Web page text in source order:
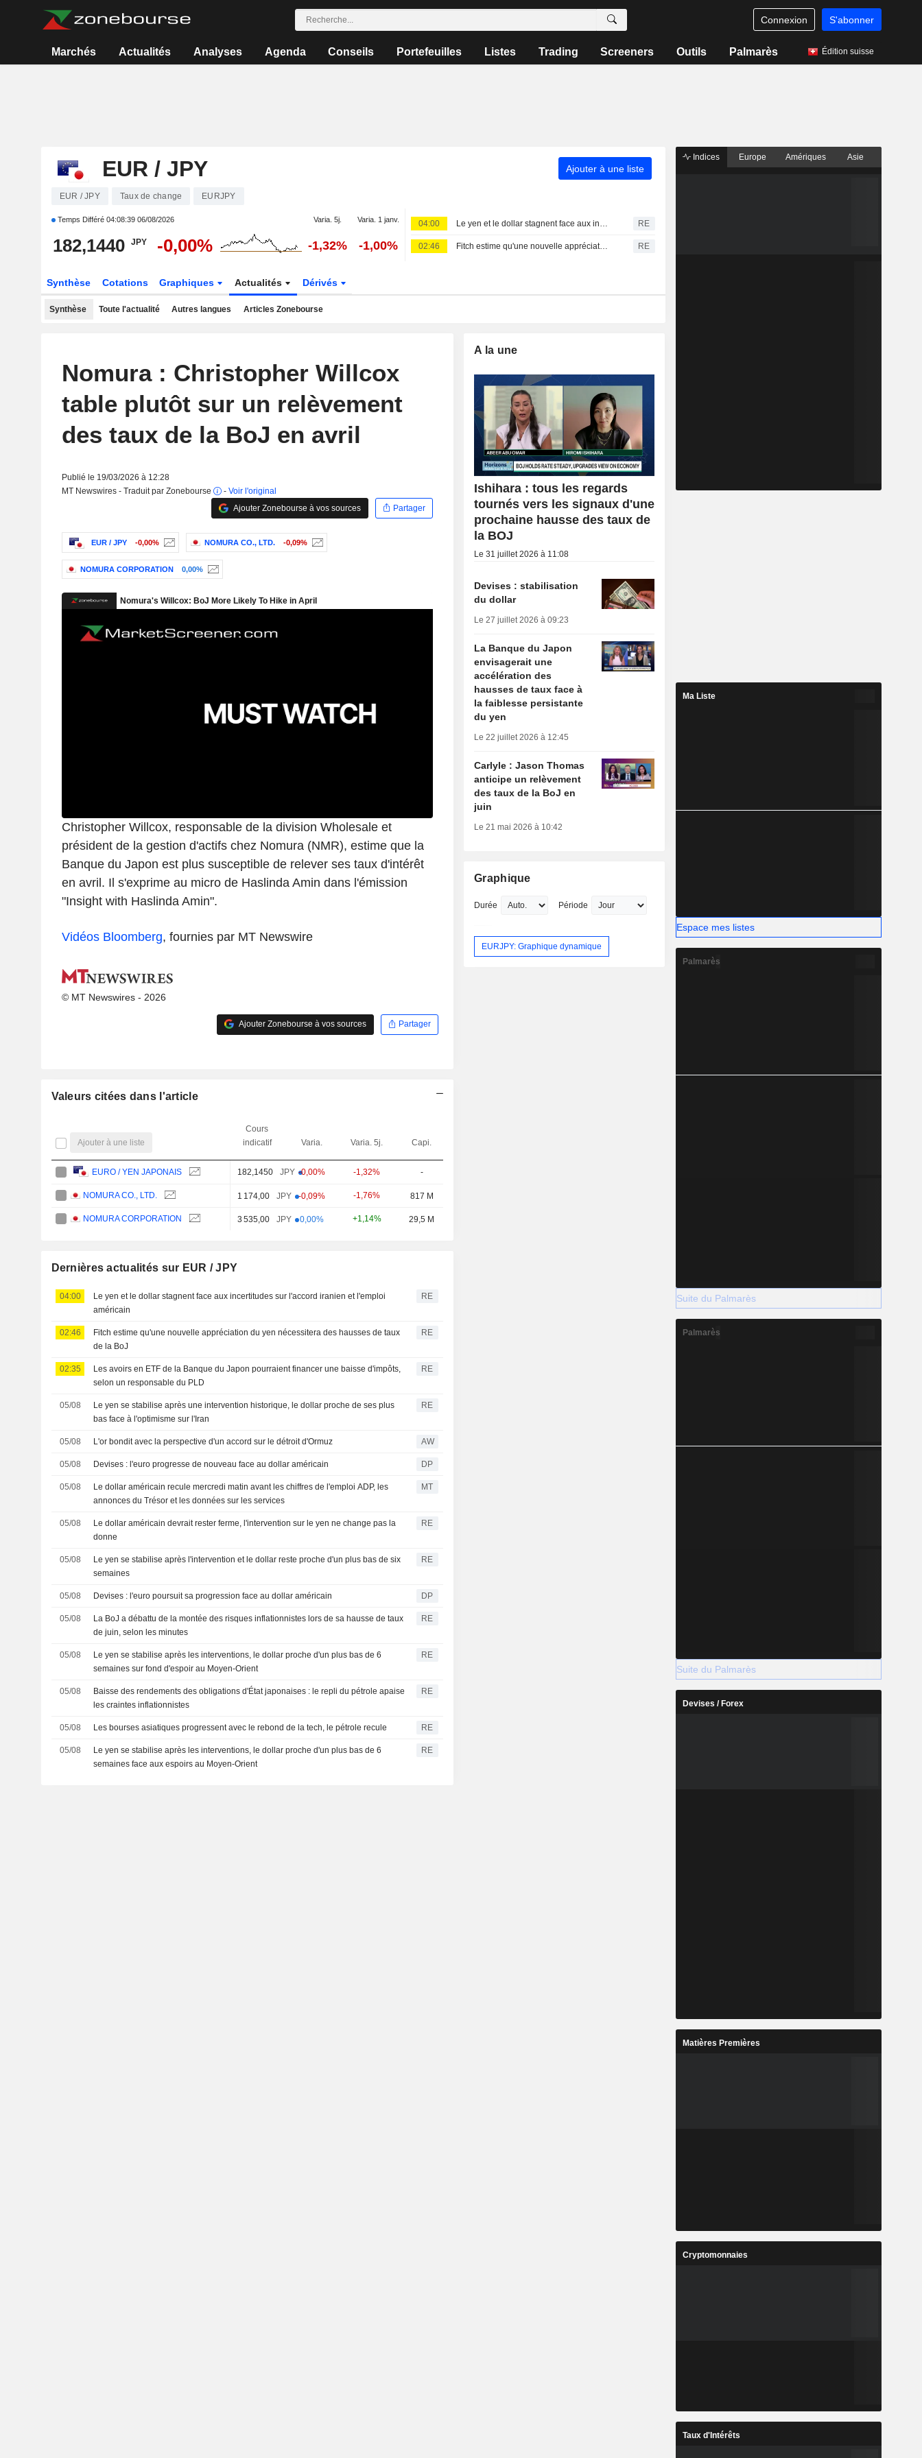
Connexion S'abonner
Marchés Actualités Analyses Agenda Conseils Portefeuilles Listes Trading Screeners Outils Palmarès Édition suisse
EUR / JPY Ajouter à une liste
EUR / JPY Taux de change EURJPY
Temps Différé 04:08:39 06/08/2026 Varia. 5j. Varia. 1 janv.
182,1440 JPY -0,00% -1,32% -1,00%
04:00 Le yen et le dollar stagnent face aux incertitudes sur l'accord iranien et l'emploi américain RE
02:46 Fitch estime qu'une nouvelle appréciation du yen nécessitera des hausses de taux de la BoJ RE
Synthèse Cotations Graphiques Actualités Dérivés
Synthèse Toute l'actualité Autres langues Articles Zonebourse
Nomura : Christopher Willcox
table plutôt sur un relèvement
des taux de la BoJ en avril
Publié le 19/03/2026 à 12:28
MT Newswires - Traduit par Zonebourse
- Voir l'original
Ajouter Zonebourse à vos sources
Partager
EUR / JPY -0,00% NOMURA CO., LTD. -0,09%
NOMURA CORPORATION 0,00%
Christopher Willcox, responsable de la division Wholesale et
président de la gestion d'actifs chez Nomura (NMR), estime que la
Banque du Japon est plus susceptible de relever ses taux d'intérêt
en avril. Il s'exprime au micro de Haslinda Amin dans l'émission
"Insight with Haslinda Amin".
Vidéos Bloomberg, fournies par MT Newswire
© MT Newswires - 2026
Ajouter Zonebourse à vos sources Partager
Valeurs citées dans l'article
Ajouter à une liste
Cours
indicatif
Varia. Varia. 5j. Capi.
EURO / YEN JAPONAIS 182,1450 JPY -0,00% -1,32% -
NOMURA CO., LTD. 1 174,00 JPY -0,09% -1,76% 817 M
NOMURA CORPORATION 3 535,00 JPY 0,00% +1,14% 29,5 M
Dernières actualités sur EUR / JPY
04:00
Le yen et le dollar stagnent face aux incertitudes sur l'accord iranien et l'emploi
américain
RE
02:46
Fitch estime qu'une nouvelle appréciation du yen nécessitera des hausses de taux
de la BoJ
RE
02:35
Les avoirs en ETF de la Banque du Japon pourraient financer une baisse d'impôts,
selon un responsable du PLD
RE
05/08
Le yen se stabilise après une intervention historique, le dollar proche de ses plus
bas face à l'optimisme sur l'Iran
RE
05/08 L'or bondit avec la perspective d'un accord sur le détroit d'Ormuz AW
05/08 Devises : l'euro progresse de nouveau face au dollar américain DP
05/08
Le dollar américain recule mercredi matin avant les chiffres de l'emploi ADP, les
annonces du Trésor et les données sur les services
MT
05/08
Le dollar américain devrait rester ferme, l'intervention sur le yen ne change pas la
donne
RE
05/08
Le yen se stabilise après l'intervention et le dollar reste proche d'un plus bas de six
semaines
RE
05/08 Devises : l'euro poursuit sa progression face au dollar américain DP
05/08
La BoJ a débattu de la montée des risques inflationnistes lors de sa hausse de taux
de juin, selon les minutes
RE
05/08
Le yen se stabilise après les interventions, le dollar proche d'un plus bas de 6
semaines sur fond d'espoir au Moyen-Orient
RE
05/08
Baisse des rendements des obligations d'État japonaises : le repli du pétrole apaise
les craintes inflationnistes
RE
05/08 Les bourses asiatiques progressent avec le rebond de la tech, le pétrole recule RE
05/08
Le yen se stabilise après les interventions, le dollar proche d'un plus bas de 6
semaines face aux espoirs au Moyen-Orient
RE
A la une
Ishihara : tous les regards
tournés vers les signaux d'une
prochaine hausse des taux de
la BOJ
Le 31 juillet 2026 à 11:08
Devises : stabilisation
du dollar
Le 27 juillet 2026 à 09:23
La Banque du Japon
envisagerait une
accélération des
hausses de taux face à
la faiblesse persistante
du yen
Le 22 juillet 2026 à 12:45
Carlyle : Jason Thomas
anticipe un relèvement
des taux de la BoJ en
juin
Le 21 mai 2026 à 10:42
Graphique
Durée Période
EURJPY: Graphique dynamique
Indices Europe Amériques Asie
Ma Liste
Espace mes listes
Palmarès
Suite du Palmarès
Palmarès
Suite du Palmarès
Devises / Forex
Matières Premières
Cryptomonnaies
Taux d'Intérêts